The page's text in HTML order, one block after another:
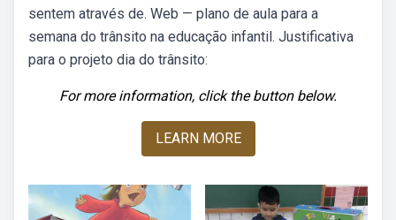
sentem através de. Web — plano de aula para a
semana do trânsito na educação infantil. Justificativa
para o projeto dia do trânsito:
For more information, click the button below.
LEARN MORE